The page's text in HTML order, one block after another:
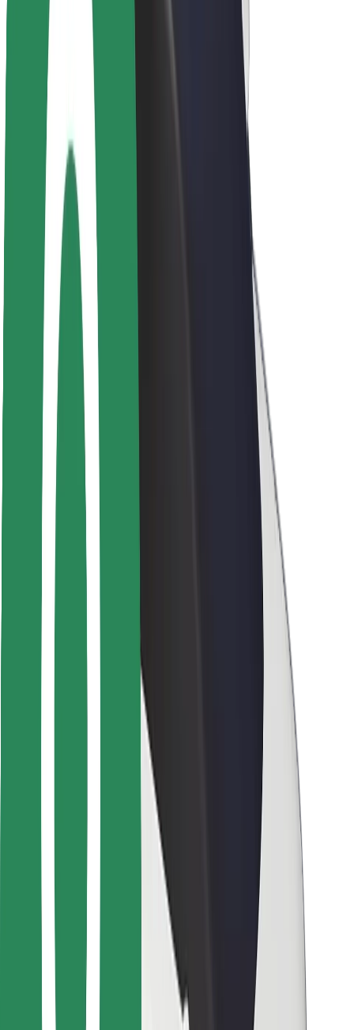
ბრენდი
მედია
ურბანული ფონდი
მძღოლების უსაფრთხოება
სკუტერის უსაფრთხოება
უსაფრთხოება
ქალაქები
ლოკაციები
ქალაქი უკეთესობისკენ
აეროპორტები
Bolt-ის დასატენი სადგური
მძღოლებისთვის
Bolt Food
ავტოპარკის მფლობელებისთვის
რესტორნებისთვის
წესები და პირობები
უსაფრთხოება
მიიღე მომსახურება რამდენიმე წუთში!
გადმოწერე Bolt
იპოვე შენი საყვარელი კერძები!
გადმოწერე Bolt Food